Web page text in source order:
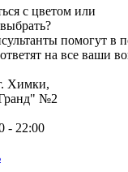
с цветом или
помогут в
на все ваши
Химки,
№2
- 22:00